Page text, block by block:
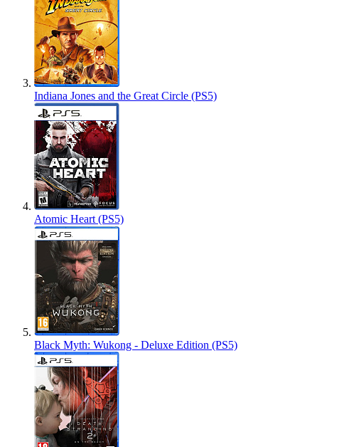
Indiana Jones and the Great Circle (PS5)
Atomic Heart (PS5)
Black Myth: Wukong - Deluxe Edition (PS5)